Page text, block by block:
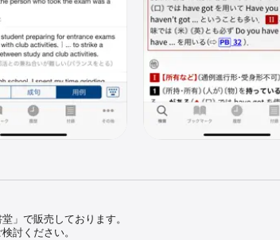
」で販売しております。
討ください。